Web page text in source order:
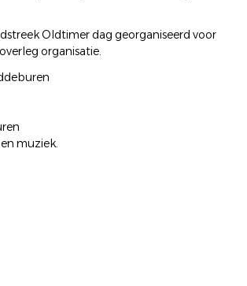
Oldtimer dag georganiseerd voor
organisatie.
muziek.